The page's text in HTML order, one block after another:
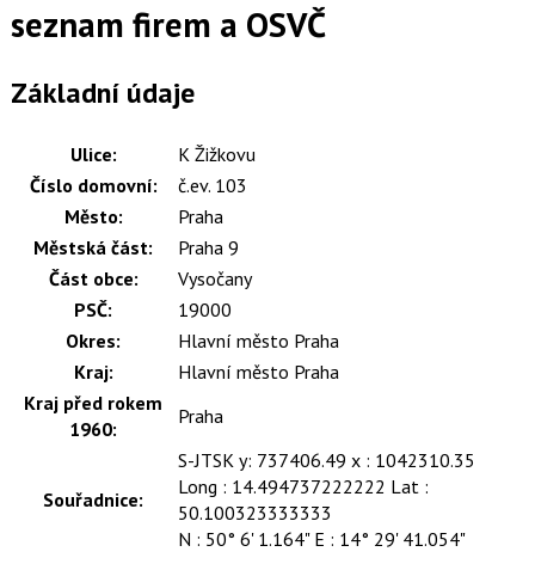
seznam firem a OSVČ
Základní údaje
Ulice:
K Žižkovu
Číslo domovní:
č.ev. 103
Město:
Praha
Městská část:
Praha 9
Část obce:
Vysočany
PSČ:
19000
Okres:
Hlavní město Praha
Kraj:
Hlavní město Praha
Kraj před rokem
1960:
Praha
Souřadnice:
S-JTSK y: 737406.49 x : 1042310.35
Long : 14.494737222222 Lat :
50.100323333333
N : 50° 6' 1.164" E : 14° 29' 41.054"